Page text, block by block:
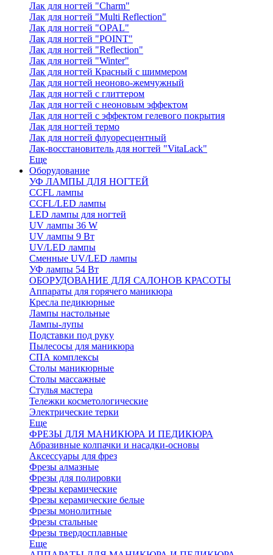
Лак для ногтей "Charm"
Лак для ногтей "Multi Reflection"
Лак для ногтей "OPAL"
Лак для ногтей "POINT"
Лак для ногтей "Reflection"
Лак для ногтей "Winter"
Лак для ногтей Красный с шиммером
Лак для ногтей неоново-жемчужный
Лак для ногтей с глиттером
Лак для ногтей с неоновым эффектом
Лак для ногтей с эффектом гелевого покрытия
Лак для ногтей термо
Лак для ногтей флуоресцентный
Лак-восстановитель для ногтей "VitaLack"
Еще
Оборудование
УФ ЛАМПЫ ДЛЯ НОГТЕЙ
CCFL лампы
CCFL/LED лампы
LED лампы для ногтей
UV лампы 36 W
UV лампы 9 Вт
UV/LED лампы
Сменные UV/LED лампы
УФ лампы 54 Вт
ОБОРУДОВАНИЕ ДЛЯ САЛОНОВ КРАСОТЫ
Аппараты для горячего маникюра
Кресла педикюрные
Лампы настольные
Лампы-лупы
Подставки под руку
Пылесосы для маникюра
СПА комплексы
Столы маникюрные
Столы массажные
Стулья мастера
Тележки косметологические
Электрические терки
Еще
ФРЕЗЫ ДЛЯ МАНИКЮРА И ПЕДИКЮРА
Абразивные колпачки и насадки-основы
Аксессуары для фрез
Фрезы алмазные
Фрезы для полировки
Фрезы керамические
Фрезы керамические белые
Фрезы монолитные
Фрезы стальные
Фрезы твердосплавные
Еще